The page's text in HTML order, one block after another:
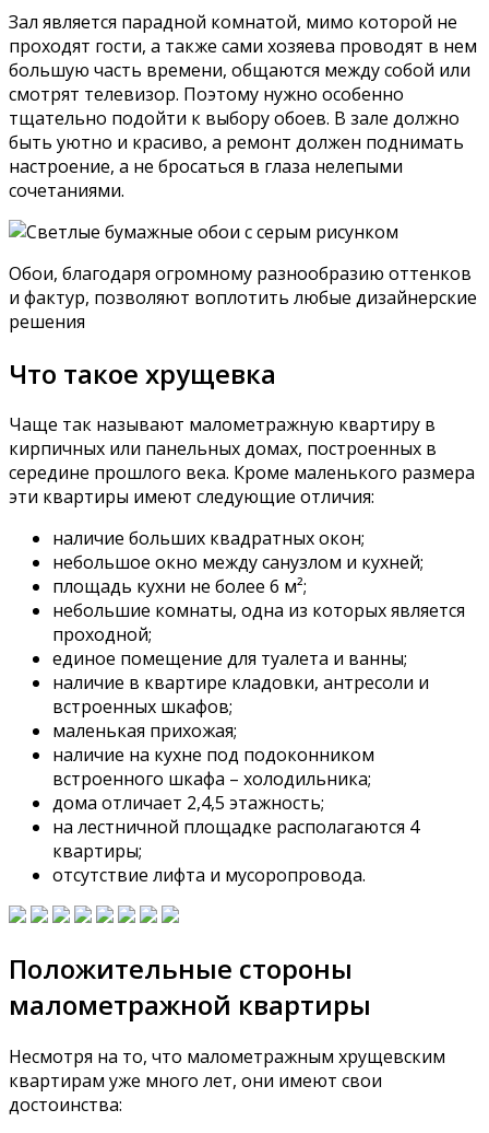
Зал является парадной комнатой, мимо которой не
проходят гости, а также сами хозяева проводят в нем
большую часть времени, общаются между собой или
смотрят телевизор. Поэтому нужно особенно
тщательно подойти к выбору обоев. В зале должно
быть уютно и красиво, а ремонт должен поднимать
настроение, а не бросаться в глаза нелепыми
сочетаниями.
Обои, благодаря огромному разнообразию оттенков
и фактур, позволяют воплотить любые дизайнерские
решения
Что такое хрущевка
Чаще так называют малометражную квартиру в
кирпичных или панельных домах, построенных в
середине прошлого века. Кроме маленького размера
эти квартиры имеют следующие отличия:
наличие больших квадратных окон;
небольшое окно между санузлом и кухней;
площадь кухни не более 6 м²;
небольшие комнаты, одна из которых является
проходной;
единое помещение для туалета и ванны;
наличие в квартире кладовки, антресоли и
встроенных шкафов;
маленькая прихожая;
наличие на кухне под подоконником
встроенного шкафа – холодильника;
дома отличает 2,4,5 этажность;
на лестничной площадке располагаются 4
квартиры;
отсутствие лифта и мусоропровода.
Положительные стороны
малометражной квартиры
Несмотря на то, что малометражным хрущевским
квартирам уже много лет, они имеют свои
достоинства: